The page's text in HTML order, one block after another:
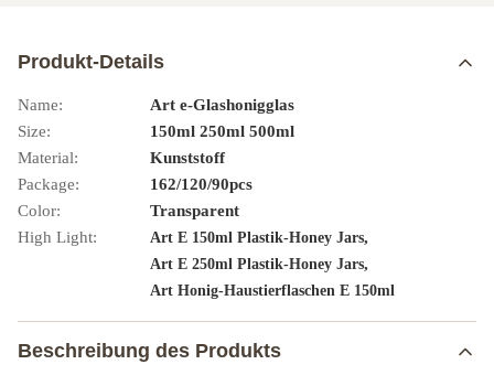
Produkt-Details
Name:
Art e-Glashonigglas
Size:
150ml 250ml 500ml
Material:
Kunststoff
Package:
162/120/90pcs
Color:
Transparent
High Light:
Art E 150ml Plastik-Honey Jars,
Art E 250ml Plastik-Honey Jars,
Art Honig-Haustierflaschen E 150ml
Beschreibung des Produkts